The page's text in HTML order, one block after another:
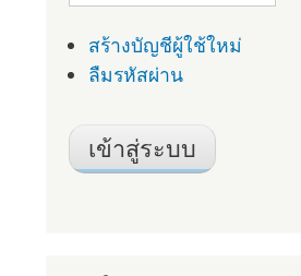
สร้างบัญชีผู้ใช้ใหม่
ลืมรหัสผ่าน